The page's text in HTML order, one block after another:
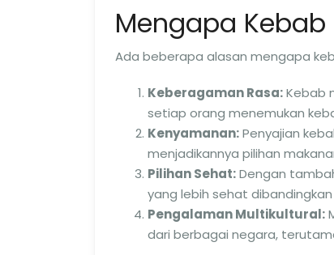
Mengapa
Ada beberapa alasan mengapa
Keberagaman Rasa:Kebab
setiap orang menemukan
Kenyamanan:Penyajian
menjadikannya pilihan
Pilihan Sehat:Dengan
yang lebih sehat
Pengalaman Multikultural:
dari berbagai negara,